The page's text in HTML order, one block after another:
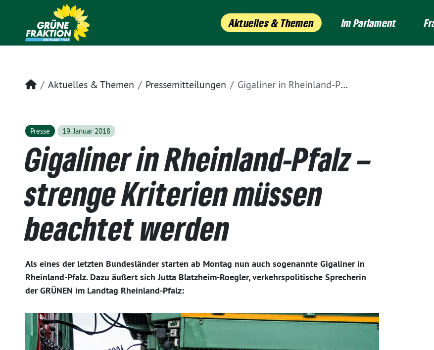
Aktuelles & Themen Im Parlament
Startseite
Aktuelles & Themen Pressemitteilungen Gigaliner in Rheinland-Pfalz – strenge Kriterien müssen beachtet werden
Presse 19. Januar 2018
Gigaliner in Rheinland-Pfalz –
strenge Kriterien müssen
beachtet werden
Als eines der letzten Bundesländer starten ab Montag nun auch sogenannte Gigaliner in
Rheinland-Pfalz. Dazu äußert sich Jutta Blatzheim-Roegler, verkehrspolitische Sprecherin
der GRÜNEN im Landtag Rheinland-Pfalz: